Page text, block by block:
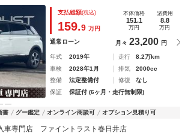
保証付 パーキングアシスト 禁煙車 純
グＴＶ アダプティブクルーズコントロ
支払総額(税込)
159.9 万円
本体価格
151.1
万円
諸費用
8.8
万円
通常ローン 月々 23,200 円
年式 2019年 走行
8.2万km
車検
2028年1月 排気
2000cc
整備
法定整備付 修復
なし
保証
保証付 (6ヶ月・走行無制限)
書 グー鑑定 オンライン商談可 オプション見積り可
車専門店 ファイントラスト春日井店